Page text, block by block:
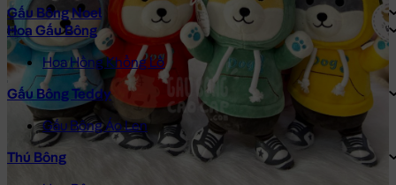
Gấu Bông Noel
Hoa Gấu Bông
Hoa Hồng Khổng Lồ
Gấu Bông Teddy
Gấu Bông Áo Len
Thú Bông